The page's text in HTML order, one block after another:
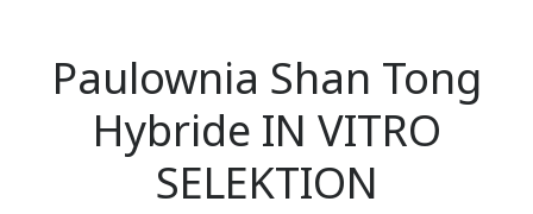
Paulownia Shan Tong
Hybride IN VITRO
SELEKTION